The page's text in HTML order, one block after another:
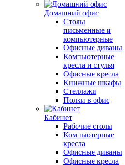
Домашний офис
Столы
письменные и
компьютерные
Офисные диваны
Компьютерные
кресла и стулья
Офисные кресла
Книжные шкафы
Стеллажи
Полки в офис
Кабинет
Рабочие столы
Компьютерные
кресла
Офисные диваны
Офисные кресла